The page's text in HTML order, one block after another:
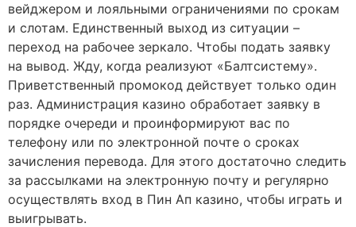
вейджером и лояльными ограничениями по срокам
и слотам. Единственный выход из ситуации –
переход на рабочее зеркало. Чтобы подать заявку
на вывод. Жду, когда реализуют «Балтсистему».
Приветственный промокод действует только один
раз. Администрация казино обработает заявку в
порядке очереди и проинформируют вас по
телефону или по электронной почте о сроках
зачисления перевода. Для этого достаточно следить
за рассылками на электронную почту и регулярно
осуществлять вход в Пин Ап казино, чтобы играть и
выигрывать.